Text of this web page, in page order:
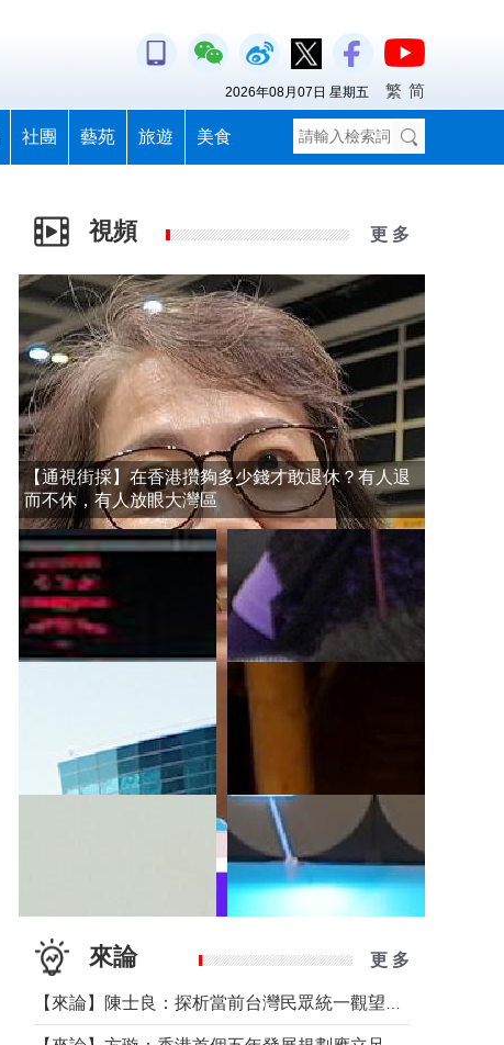
社團 藝苑 旅遊 美食
2026年08月07日 星期五 繁 简
視頻 更 多
【通視街採】在香港攢夠多少錢才敢退休？有人退
而不休，有人放眼大灣區
來論 更 多